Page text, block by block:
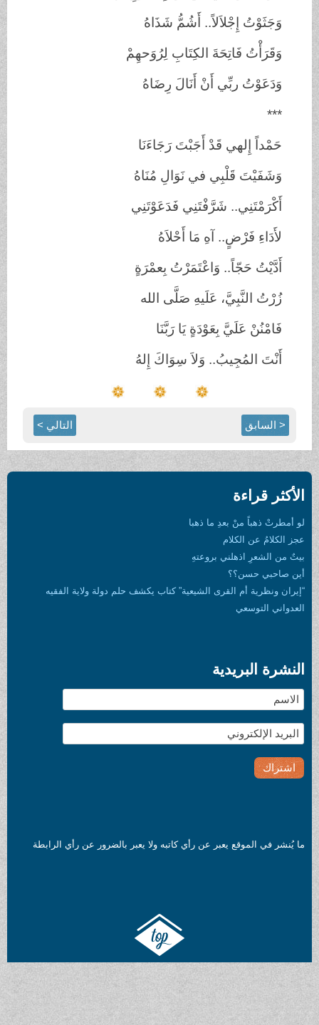
وَجَثَوْتُ إِجْلاَلاً.. أَشُمُّ شَذَاهُ
وَقَرَأْتُ فَاتِحَةَ الكِتَابِ لِرُوَحهِمْ
وَدَعَوْتُ ربِّي أَنْ أَنَالَ رِضَاهُ
***
حَمْداً إِلهي قَدْ أَجَبْتَ رَجَاءَنَا
وَشَفَيْتَ قَلْبِي في نَوَالِ مُنَاهُ
أَكْرَمْتَنِي.. شَرَّفْتَنِي فَدَعَوْتَنِي
لأَدَاءِ فَرْضٍ.. آهِ مَا أَحْلاَهُ
أَدَّيْتُ حَجّاً.. وَاعْتَمَرْتُ بِعمْرَةٍ
زُرْتُ النَّبِيَّ، عَلَيهِ صَلَّى الله
فَامْنُنْ عَلَيَّ بِعَوْدَةٍ يَا رَبَّنَا
أَنْتَ المُجِيبُ.. وَلاَ سِوَاكَ إِلهُ
< السابق التالي >
الأكثر قراءة
لو أمطرتْ ذهباً منْ بعدِ ما ذهبا
عجز الكلامُ عن الكلام
بيتٌ من الشعرِ اذهلني بروعتهِ
أين صاحبي حسن؟؟
“إيران ونظرية أم القرى الشيعية” كتاب يكشف حلم دولة ولاية الفقيه
العدواني التوسعي
النشرة البريدية
ما يُنشر في الموقع يعبر عن رأي كاتبه ولا يعبر بالضرور عن رأي الرابطة